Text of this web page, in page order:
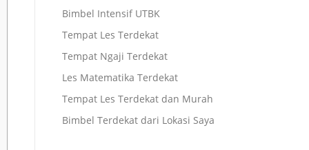
Bimbel Intensif UTBK
Tempat Les Terdekat
Tempat Ngaji Terdekat
Les Matematika Terdekat
Tempat Les Terdekat dan Murah
Bimbel Terdekat dari Lokasi Saya